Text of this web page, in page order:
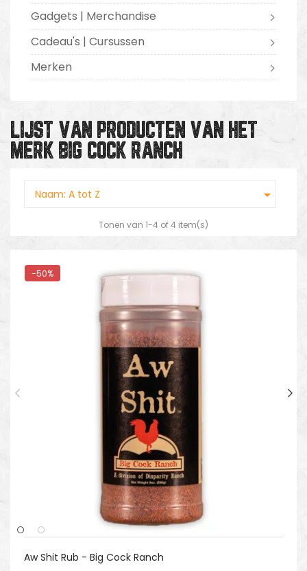
Gadgets | Merchandise
Cadeau's | Cursussen
Merken
LIJST VAN PRODUCTEN VAN HET
MERK BIG COCK RANCH
Naam: A tot Z 
Tonen van 1-4 of 4 item(s)
-50%
Aw Shit Rub - Big Cock Ranch